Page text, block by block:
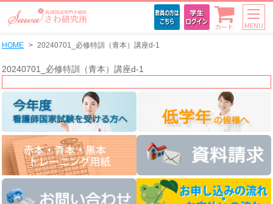
カート MENU
HOME 20240701_必修特訓（青本）講座d-1
20240701_必修特訓（青本）講座d-1